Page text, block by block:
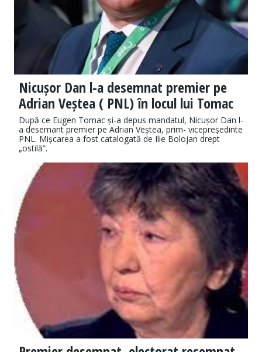
Nicușor Dan l-a desemnat premier pe
Adrian Veștea ( PNL) în locul lui Tomac
După ce Eugen Tomac și-a depus mandatul, Nicușor Dan l-
a desemant premier pe Adrian Veștea, prim- vicepreședinte
PNL. Mișcarea a fost catalogată de Ilie Bolojan drept
„ostilă”.